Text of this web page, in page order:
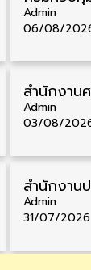
Admin
06/08/
Admin
03/08/
Admin
31/07/2026